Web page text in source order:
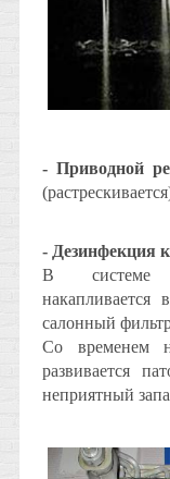
- Приводной
- Дезинфекция
В системе
салонный
Со временем
развивается
неприятный